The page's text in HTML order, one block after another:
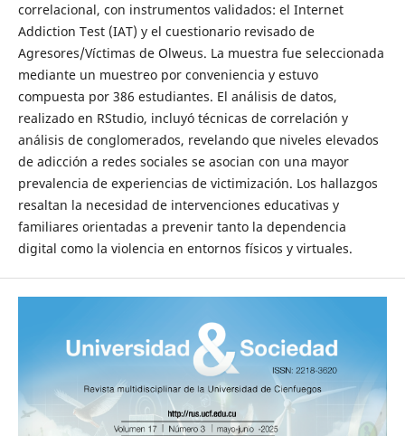
correlacional, con instrumentos validados: el Internet
Addiction Test (IAT) y el cuestionario revisado de
Agresores/Víctimas de Olweus. La muestra fue seleccionada
mediante un muestreo por conveniencia y estuvo
compuesta por 386 estudiantes. El análisis de datos,
realizado en RStudio, incluyó técnicas de correlación y
análisis de conglomerados, revelando que niveles elevados
de adicción a redes sociales se asocian con una mayor
prevalencia de experiencias de victimización. Los hallazgos
resaltan la necesidad de intervenciones educativas y
familiares orientadas a prevenir tanto la dependencia
digital como la violencia en entornos físicos y virtuales.